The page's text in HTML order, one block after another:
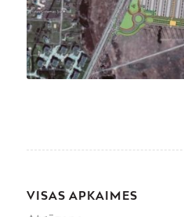
VISAS APKAIMES